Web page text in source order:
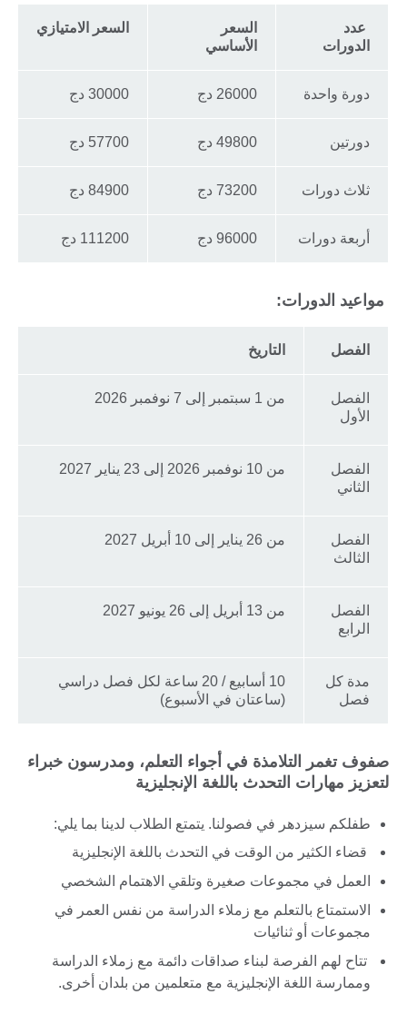
عدد
الدورات
السعر
الأساسي
السعر الامتيازي
دورة واحدة 26000 دج 30000 دج
دورتين 49800 دج 57700 دج
ثلاث دورات 73200 دج 84900 دج
أربعة دورات 96000 دج 111200 دج
مواعيد الدورات:
الفصل التاريخ
الفصل
الأول
من 1 سبتمبر إلى 7 نوفمبر 2026
الفصل
الثاني
من 10 نوفمبر 2026 إلى 23 يناير 2027
الفصل
الثالث
من 26 يناير إلى 10 أبريل 2027
الفصل
الرابع
من 13 أبريل إلى 26 يونيو 2027
مدة كل
فصل
10 أسابيع / 20 ساعة لكل فصل دراسي
(ساعتان في الأسبوع)
صفوف تغمر التلامذة في أجواء التعلم، ومدرسون خبراء
لتعزيز مهارات التحدث باللغة الإنجليزية
طفلكم سيزدهر في فصولنا. يتمتع الطلاب لدينا بما يلي:
قضاء الكثير من الوقت في التحدث باللغة الإنجليزية
العمل في مجموعات صغيرة وتلقي الاهتمام الشخصي
الاستمتاع بالتعلم مع زملاء الدراسة من نفس العمر في
مجموعات أو ثنائيات
تتاح لهم الفرصة لبناء صداقات دائمة مع زملاء الدراسة
وممارسة اللغة الإنجليزية مع متعلمين من بلدان أخرى.